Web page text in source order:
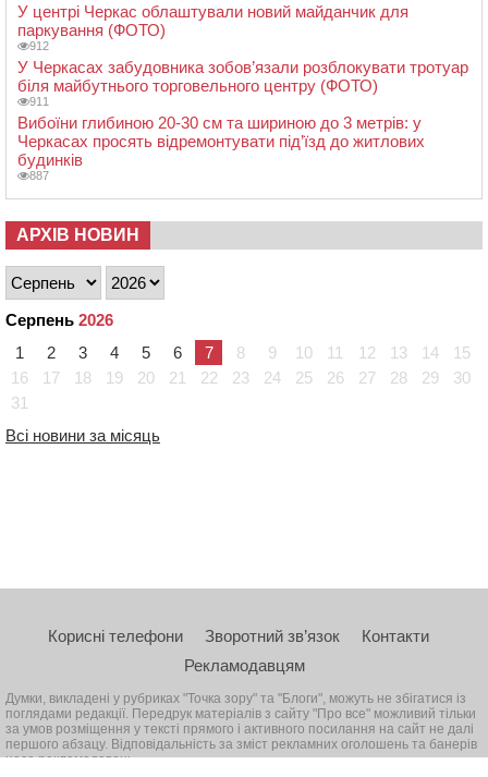
У центрі Черкас облаштували новий майданчик для
паркування (ФОТО)
912
У Черкасах забудовника зобов’язали розблокувати тротуар
біля майбутнього торговельного центру (ФОТО)
911
Вибоїни глибиною 20-30 см та шириною до 3 метрів: у
Черкасах просять відремонтувати під’їзд до житлових
будинків
887
АРХІВ НОВИН
Серпень 2026
1
2 3 4 5 6 7 8 9 10 11 12 13 14
15
16
17 18 19 20 21 22 23 24 25 26 27 28 29
30
31
Всі новини за місяць
Корисні телефони Зворотний зв’язок
Контакти
Рекламодавцям
Думки, викладені у рубриках "Точка зору" та "Блоги", можуть не збігатися із
поглядами редакції. Передрук матеріалів з сайту "Про все" можливий тільки
за умов розміщення у тексті прямого і активного посилання на сайт не далі
першого абзацу. Відповідальність за зміст рекламних оголошень та банерів
несе рекламодавець